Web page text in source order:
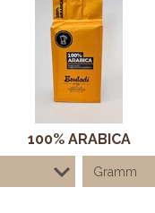
100% ARABICA